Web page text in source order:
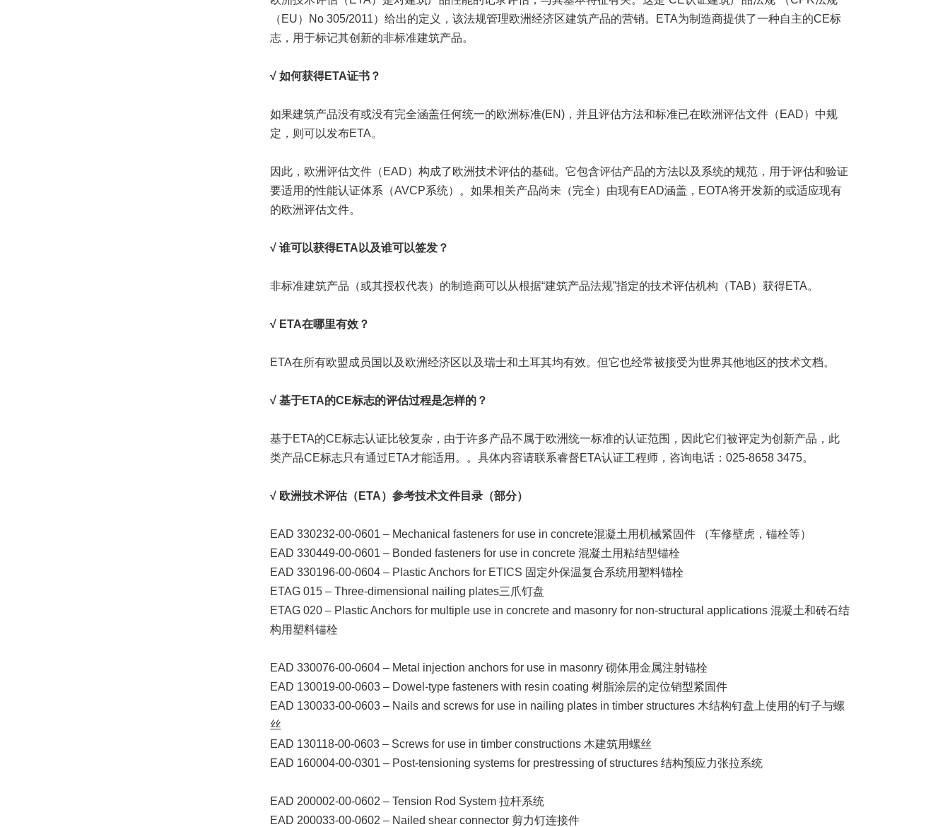
（EU）No 305/2011）给出的定义，该法规管理欧洲经济区建筑产品的营销。ETA为制造商提供了一种自主的CE标
志，用于标记其创新的非标准建筑产品。
√ 如何获得ETA证书？
如果建筑产品没有或没有完全涵盖任何统一的欧洲标准(EN)，并且评估方法和标准已在欧洲评估文件（EAD）中规
定，则可以发布ETA。
因此，欧洲评估文件（EAD）构成了欧洲技术评估的基础。它包含评估产品的方法以及系统的规范，用于评估和验证
要适用的性能认证体系（AVCP系统）。如果相关产品尚未（完全）由现有EAD涵盖，EOTA将开发新的或适应现有
的欧洲评估文件。
√ 谁可以获得ETA以及谁可以签发？
非标准建筑产品（或其授权代表）的制造商可以从根据“建筑产品法规”指定的技术评估机构（TAB）获得ETA。
√ ETA在哪里有效？
ETA在所有欧盟成员国以及欧洲经济区以及瑞士和土耳其均有效。但它也经常被接受为世界其他地区的技术文档。
√ 基于ETA的CE标志的评估过程是怎样的？
基于ETA的CE标志认证比较复杂，由于许多产品不属于欧洲统一标准的认证范围，因此它们被评定为创新产品，此
类产品CE标志只有通过ETA才能适用。。具体内容请联系睿督ETA认证工程师，咨询电话：025-8658 3475。
√ 欧洲技术评估（ETA）参考技术文件目录（部分）
EAD 330232-00-0601 – Mechanical fasteners for use in concrete混凝土用机械紧固件 （车修壁虎，锚栓等）
EAD 330449-00-0601 – Bonded fasteners for use in concrete 混凝土用粘结型锚栓
EAD 330196-00-0604 – Plastic Anchors for ETICS 固定外保温复合系统用塑料锚栓
ETAG 015 – Three-dimensional nailing plates三爪钉盘
ETAG 020 – Plastic Anchors for multiple use in concrete and masonry for non-structural applications 混凝土和砖石结
构用塑料锚栓
EAD 330076-00-0604 – Metal injection anchors for use in masonry 砌体用金属注射锚栓
EAD 130019-00-0603 – Dowel-type fasteners with resin coating 树脂涂层的定位销型紧固件
EAD 130033-00-0603 – Nails and screws for use in nailing plates in timber structures 木结构钉盘上使用的钉子与螺
丝
EAD 130118-00-0603 – Screws for use in timber constructions 木建筑用螺丝
EAD 160004-00-0301 – Post-tensioning systems for prestressing of structures 结构预应力张拉系统
EAD 200002-00-0602 – Tension Rod System 拉杆系统
EAD 200033-00-0602 – Nailed shear connector 剪力钉连接件